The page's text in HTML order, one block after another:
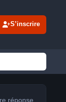
S’inscrire
réponse